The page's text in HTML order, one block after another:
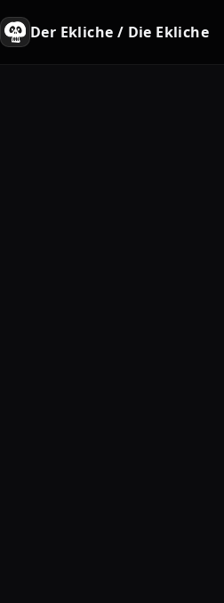
Der Ekliche / Die Ekliche